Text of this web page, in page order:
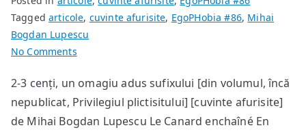
Taggedarticole, cuvinte afurisite, EgoPHobia #86, Mihai
Bogdan Lupescu
No Commentson
inocenți
și
reticenți
2-3 cenți, un omagiu adus sufixului [din volumul, încă
nepublicat, Privilegiul plictisitului] [cuvinte afurisite]
de Mihai Bogdan Lupescu Le Canard enchaîné En